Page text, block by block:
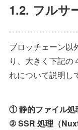
1.2. フルサ
ブロッチェーン以
り、大きく下記の
れについて説明し
① 静的ファイル処
② SSR 処理（